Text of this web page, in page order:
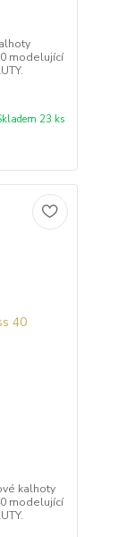
modelující
23 ks
kalhoty
modelující